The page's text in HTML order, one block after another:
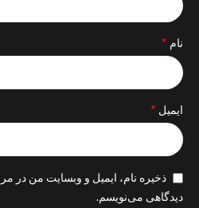
نام *
ایمیل *
ذخیره نام، ایمیل و وبسایت من در
دیدگاهی می‌نویسم.